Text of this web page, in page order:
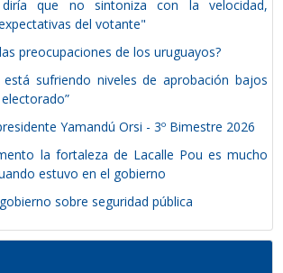
que no sintoniza con la velocidad,
del votante"
preocupaciones de los uruguayos?
está sufriendo niveles de aprobación bajos
Yamandú Orsi - 3º Bimestre 2026
la fortaleza de Lacalle Pou es mucho
estuvo en el gobierno
sobre seguridad pública